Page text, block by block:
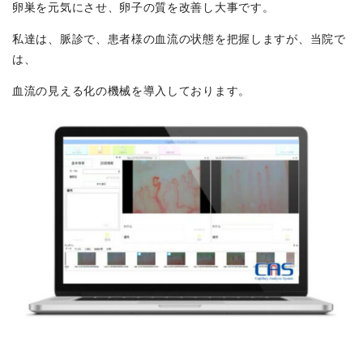
卵巣を元気にさせ、卵子の質を改善し大事です。
私達は、脈診で、患者様の血流の状態を把握しますが、当院で
は、
血流の見える化の機械を導入しております。